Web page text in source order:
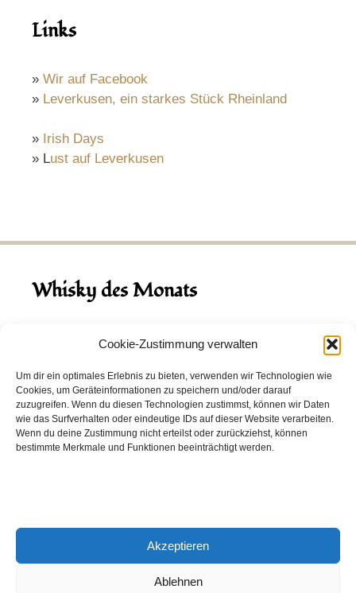
Cookie-Zustimmung verwalten
Um dir ein optimales Erlebnis zu bieten, verwenden wir Technologien wie
Cookies, um Geräteinformationen zu speichern und/oder darauf
zuzugreifen. Wenn du diesen Technologien zustimmst, können wir Daten
wie das Surfverhalten oder eindeutige IDs auf dieser Website verarbeiten.
Wenn du deine Zustimmung nicht erteilst oder zurückziehst, können
bestimmte Merkmale und Funktionen beeinträchtigt werden.
Akzeptieren
Ablehnen
Links
» Wir auf Facebook
» Leverkusen, ein starkes Stück Rheinland
» Irish Days
» Lust auf Leverkusen
Whisky des Monats
August 2026
Hinch Double Wood
Destillerie:Hinch(Irland)
Single Malt, 43.0%
Peated: Nein
Entdecke viele weitere Whiskysin unserem
in den Whiskys des Monats.